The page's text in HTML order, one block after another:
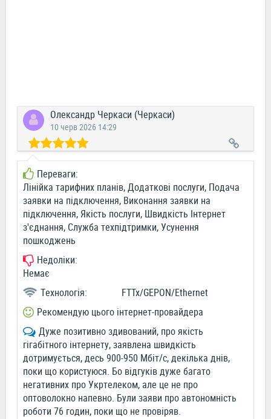
Олександр Черкаси (Черкаси)
10 черв 2026 14:29
Переваги:
Лінійка тарифних планів, Додаткові послуги, Подача
заявки на підключення, Виконання заявки на
підключення, Якість послуги, Швидкість Інтернет
з'єднання, Служба техпідтримки, Усунення
пошкоджень
Недоліки:
Немає
Технологія:
FTTx/GEPON/Ethernet
Рекомендую цього інтернет-провайдера
Дуже позитивно здивований, про якість
гігабітного інтернету, заявлена швидкість
дотримується, десь 900-950 Мбіт/с, декілька днів,
поки що користуюся. Бо відгуків дуже багато
негативних про Укртелеком, але це не про
оптоволокно напевно. Були заяви про автономність
роботи 76 годин, поки що не провіряв.